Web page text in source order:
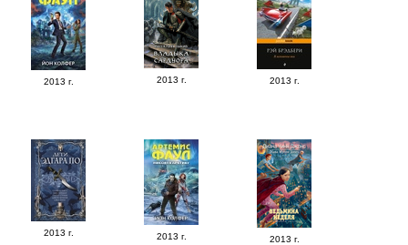
2013 г. 2013 г. 2013 г.
2013 г. 2013 г. 2013 г.